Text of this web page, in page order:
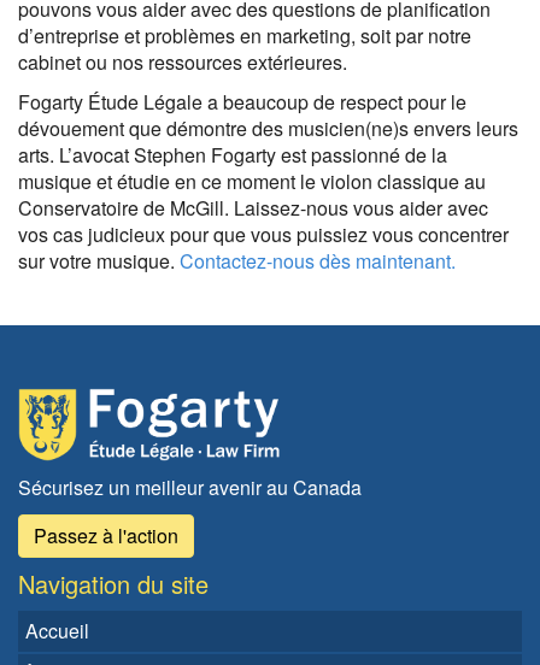
pouvons vous aider avec des questions de planification
d’entreprise et problèmes en marketing, soit par notre
cabinet ou nos ressources extérieures.
Fogarty Étude Légale a beaucoup de respect pour le
dévouement que démontre des musicien(ne)s envers leurs
arts. L’avocat Stephen Fogarty est passionné de la
musique et étudie en ce moment le violon classique au
Conservatoire de McGill. Laissez-nous vous aider avec
vos cas judicieux pour que vous puissiez vous concentrer
sur votre musique. Contactez-nous dès maintenant.
Sécurisez un meilleur avenir au Canada
Passez à l'action
Navigation du site
Accueil